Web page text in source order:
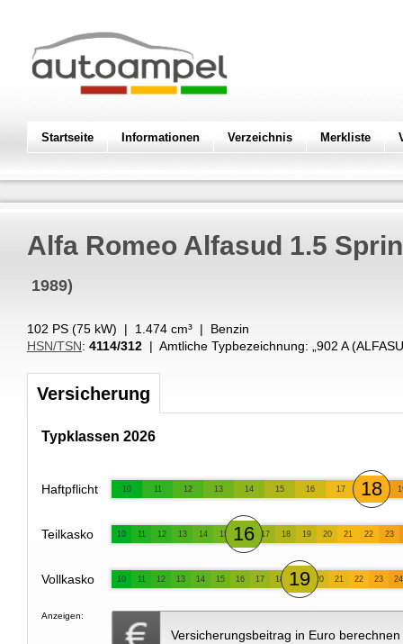
Startseite Informationen Verzeichnis Merkliste
Alfa Romeo Alfasud 1.5
1989)
102 PS (75 kW) | 1.474 cm³ | Benzin
HSN/TSN: 4114/312 | Amtliche Typbezeichnung: „ 902 A
Versicherung
Typklassen 2026
Haftpflicht 10 11 12 13 14 15 16 17 18
Teilkasko 10 11 12 13 14 15 16 17 18 19 20 21 22 23
Vollkasko 10 11 12 13 14 15 16 17 18 19 20 21 22 23 24
Anzeigen:
Versicherungsbeitrag in Euro berechnen